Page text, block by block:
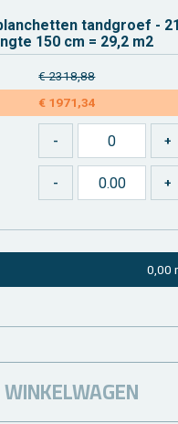
tand­groef -
150 cm = 29,2 m2
€ 2318,88
€ 1971,34
0,00